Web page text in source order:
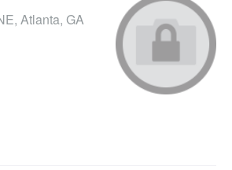
, Atlanta, GA